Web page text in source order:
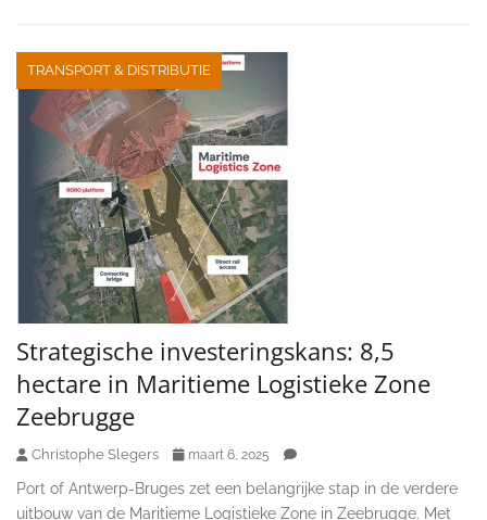
TRANSPORT & DISTRIBUTIE
Strategische investeringskans: 8,5
hectare in Maritieme Logistieke Zone
Zeebrugge
Christophe Slegers maart 6, 2025
Port of Antwerp-Bruges zet een belangrijke stap in de verdere
uitbouw van de Maritieme Logistieke Zone in Zeebrugge. Met